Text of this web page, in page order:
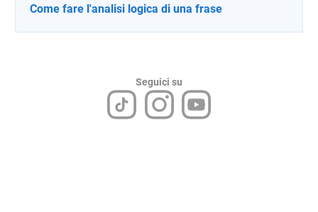
Come fare l'analisi logica di una frase
Seguici su